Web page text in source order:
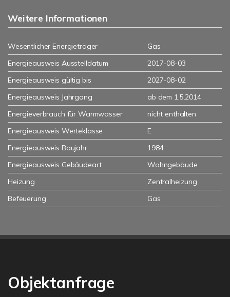
Weitere Informationen
Wesentlicher Energieträger
Gas
Energieausweis Ausstelldatum
2017-08-03
Energieausweis gültig bis
2027-08-02
Energieausweis Jahrgang
ab dem 1.5.2014
Energieverbrauch für Warmwasser
nicht enthalten
Energieausweis Werteklasse
E
Energieausweis Baujahr
1984
Energieausweis Gebäudeart
Wohngebäude
Heizung
Zentralheizung
Befeuerung
Gas
Objektanfrage